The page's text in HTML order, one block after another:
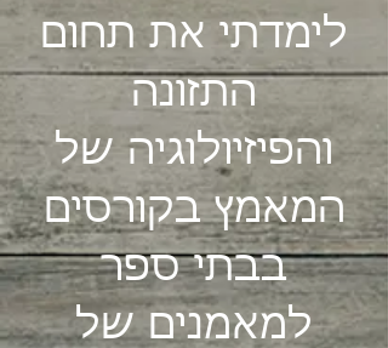
לימדתי את תחום
התזונה
והפיזיולוגיה של
המאמץ בקורסים
בבתי ספר
למאמנים של